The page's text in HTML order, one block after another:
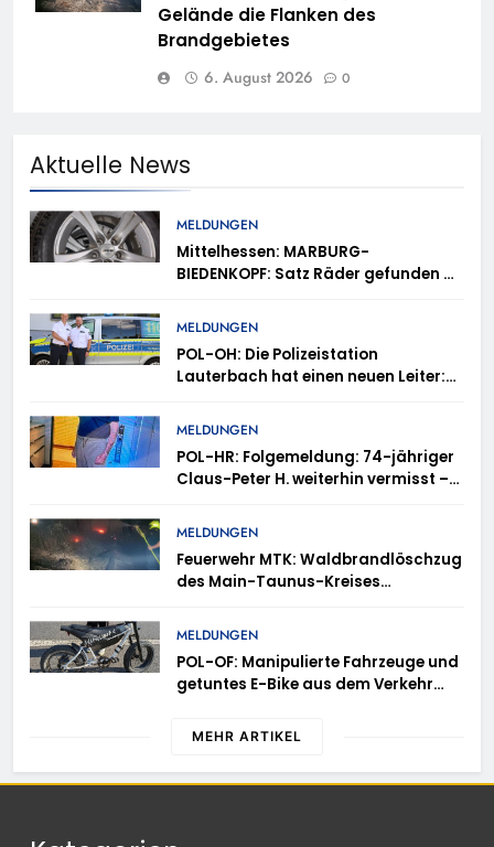
Gelände die Flanken des
Brandgebietes
6. August 2026 0
Aktuelle News
MELDUNGEN
Mittelhessen: MARBURG-
BIEDENKOPF: Satz Räder gefunden –
MELDUNGEN
POL-OH: Die Polizeistation
Lauterbach hat einen neuen Leiter:
MELDUNGEN
POL-HR: Folgemeldung: 74-jähriger
Claus-Peter H. weiterhin vermisst –
MELDUNGEN
Feuerwehr MTK: Waldbrandlöschzug
des Main-Taunus-Kreises
Rheingau-Taunus-Kreis – Rund 45
Einsatzkräfte sicherten in
schwierigem Gelände die Flanken
des Brandgebietes
MELDUNGEN
POL-OF: Manipulierte Fahrzeuge und
getuntes E-Bike aus dem Verkehr
gleich mehrere Verstöße auf
MEHR ARTIKEL